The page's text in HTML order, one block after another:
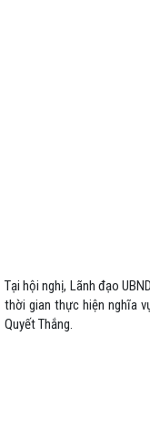
Tại hội nghị, Lãnh đạo
thời gian thực hiện nghĩa
Quyết Thắng.